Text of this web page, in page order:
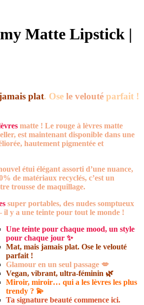
Matte Lipstick |
plat. Ose le velouté parfait !
matte ! Le rouge à lèvres matte
est maintenant disponible dans une
hautement pigmentée et
étui élégant assorti d’une nuance,
de matériaux recyclés, c’est un
trousse de maquillage.
super portables, des nudes somptueux
il y a une teinte pour tout le monde !
Une teinte pour chaque mood, un style
pour chaque jour ✨
Mat, mais jamais plat. Ose le velouté
parfait !
Glamour en un seul passage 💋
Vegan, vibrant, ultra-féminin 🌿
Miroir, miroir… qui a les lèvres les plus
trendy ? 💫
Ta signature beauté commence ici.